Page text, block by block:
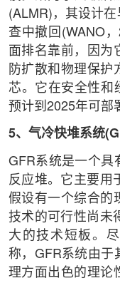
(ALMR)，其设计
查中撤回(WANO
面排名靠前，因为
防扩散和物理保护
芯。它在安全性和
预计到2025年可部
5、气冷快堆系统
GFR系统是一个具
反应堆。它主要用
假设有一个综合的
技术的可行性尚未
大的技术短板。
称，GFR系统由于
理方面出色的理论